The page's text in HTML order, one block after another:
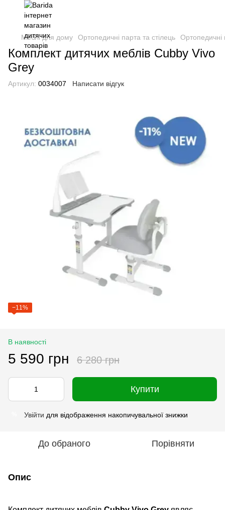
Меблі для дому Ортопедичні парта та стілець Ортопедичні
Комплект дитячих меблів Cubby Vivo
Grey
Артикул: 0034007 Написати відгук
−11%
В наявності
5 590 грн 6 280 грн
Купити
Увійти для відображення накопичувальної знижки
До обраного Порівняти
Опис